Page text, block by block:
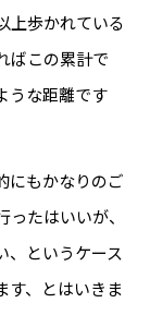
上歩かれている
ばこの累計で
うな距離です
にもかなりのご
たはいいが、
、というケース
す、とはいきま